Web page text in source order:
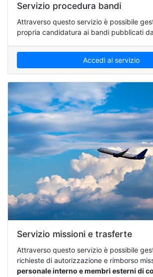
Servizio procedura bandi
Attraverso questo servizio è possibile
propria candidatura ai bandi pubblicati
Accedi al servizio
Servizio missioni e trasferte
Attraverso questo servizio è possibile
richieste di autorizzazione e rimborso
personale interno e membri esterni di